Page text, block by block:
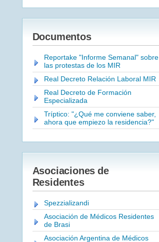
Documentos
Reportake "Informe Semanal" sobre
las protestas de los MIR
Real Decreto Relación Laboral MIR
Real Decreto de Formación
Especializada
Tríptico: "¿Qué me conviene saber,
ahora que empiezo la residencia?"
Asociaciones de
Residentes
Spezzializandi
Asociación de Médicos Residentes
de Brasi
Asociación Argentina de Médicos